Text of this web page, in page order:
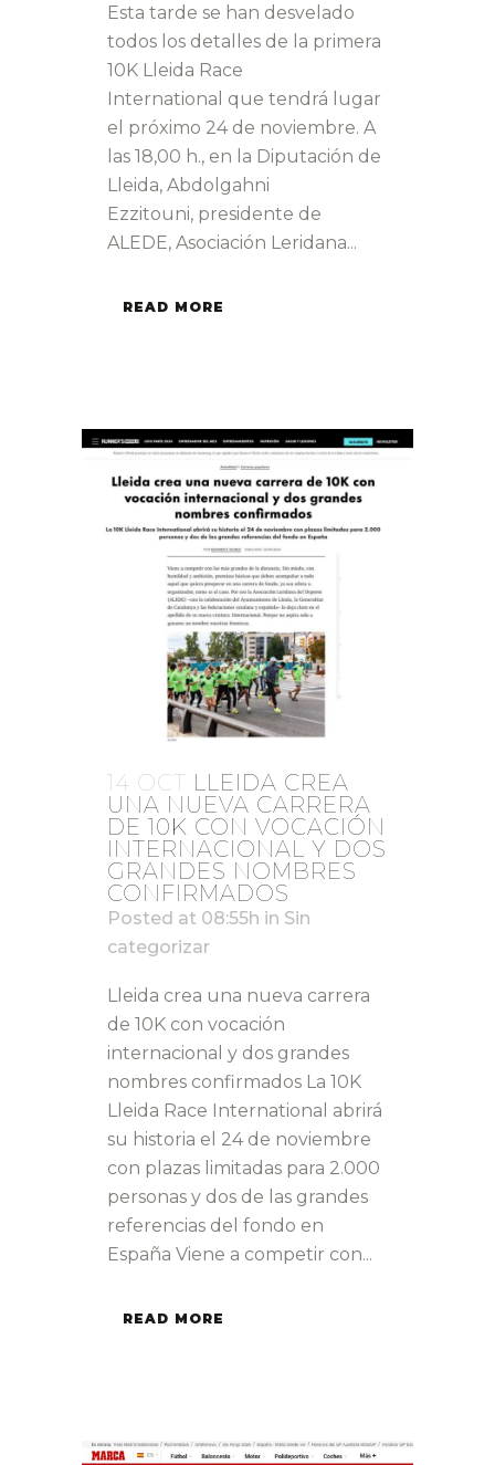
Esta tarde se han desvelado
todos los detalles de la primera
10K Lleida Race
International que tendrá lugar
el próximo 24 de noviembre. A
las 18,00 h., en la Diputación de
Lleida, Abdolgahni
Ezzitouni, presidente de
ALEDE, Asociación Leridana...
READ MORE
14 OCT LLEIDA CREA
UNA NUEVA CARRERA
DE 10K CON VOCACIÓN
INTERNACIONAL Y DOS
GRANDES NOMBRES
CONFIRMADOS
Posted at 08:55h in Sin
categorizar
Lleida crea una nueva carrera
de 10K con vocación
internacional y dos grandes
nombres confirmados La 10K
Lleida Race International abrirá
su historia el 24 de noviembre
con plazas limitadas para 2.000
personas y dos de las grandes
referencias del fondo en
España Viene a competir con...
READ MORE